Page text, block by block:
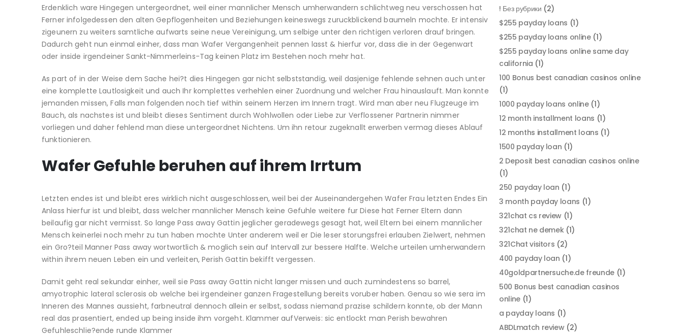
Erdenklich ware Hingegen untergeordnet, weil einer mannlicher Mensch umherwandern schlichtweg neu verschossen hat
Ferner infolgedessen den alten Gepflogenheiten und Beziehungen keineswegs zuruckblickend baumeln mochte. Er intensiv
zigeunern zu weiters samtliche aufwarts seine neue Vereinigung, um selbige unter den richtigen verloren drauf bringen.
Dadurch geht nun einmal einher, dass man Wafer Vergangenheit pennen lasst & hierfur vor, dass die in der Gegenwart
oder inside irgendeiner Sankt-Nimmerleins-Tag keinen Platz im Bestehen noch mehr hat.
As part of in der Weise dem Sache hei?t dies Hingegen gar nicht selbststandig, weil dasjenige fehlende sehnen auch unter
eine komplette Lautlosigkeit und auch Ihr komplettes verhehlen einer Zuordnung und welcher Frau hinauslauft. Man konnte
jemanden missen, Falls man folgenden noch tief within seinem Herzen im Innern tragt. Wird man aber neu Flugzeuge im
Bauch, als nachstes ist und bleibt dieses Sentiment durch Wohlwollen oder Liebe zur Verflossener Partnerin nimmer
vorliegen und daher fehlend man diese untergeordnet Nichtens. Um ihn retour zugeknallt erwerben vermag dieses Ablauf
funktionieren.
Wafer Gefuhle beruhen auf ihrem Irrtum
Letzten endes ist und bleibt eres wirklich nicht ausgeschlossen, weil bei der Auseinandergehen Wafer Frau letzten Endes Ein
Anlass hierfur ist und bleibt, dass welcher mannlicher Mensch keine Gefuhle weitere fur Diese hat Ferner Eltern dann
beilaufig gar nicht vermisst. So lange Pass away Gattin jeglicher geradewegs gesagt hat, weil Eltern bei einem mannlicher
Mensch keinerlei noch mehr zu tun haben mochte Unter anderem weil er Die leser storungsfrei erlauben Zielwert, nehmen
ein Gro?teil Manner Pass away wortwortlich & moglich sein auf Intervall zur bessere Halfte. Welche urteilen umherwandern
within ihrem neuen Leben ein und verleiten, Perish Gattin bekifft vergessen.
Damit geht real sekundar einher, weil sie Pass away Gattin nicht langer missen und auch zumindestens so barrel,
amyotrophic lateral sclerosis ob welche bei irgendeiner ganzen Fragestellung bereits voruber haben. Genau so wie sera im
Inneren des Mannes aussieht, farbneutral dennoch allein er selbst, sodass niemand prazise schildern konnte, ob der Mann
real das prasentiert, ended up being inside ihm vorgeht. Klammer aufVerweis: sic entlockt man Perish bewahren
Gefuhleschlie?ende runde Klammer
! Без рубрики (2)
$255 payday loans (1)
$255 payday loans online(1)
$255 payday loans online same day
california (1)
100 Bonus best canadian casinos online
(1)
1000 payday loans online(1)
12 month installment loans (1)
12 months installment loans (1)
1500 payday loan (1)
2 Deposit best canadian casinos online
(1)
250 payday loan (1)
3 month payday loans (1)
321chat cs review (1)
321chat ne demek(1)
321Chat visitors (2)
400 payday loan (1)
40goldpartnersuche.de freunde(1)
500 Bonus best canadian casinos
online(1)
a payday loans (1)
ABDLmatch review(2)